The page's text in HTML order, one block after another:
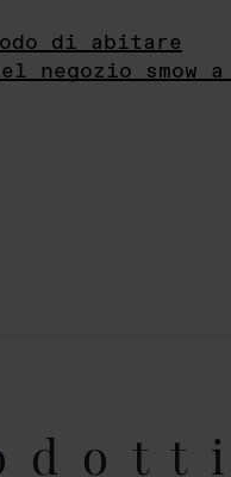
di abitare
smow a